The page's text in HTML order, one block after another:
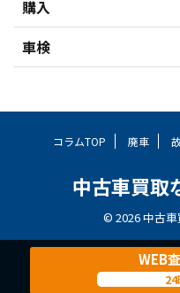
購入
車検
コラムTOP 廃車
中古車買取
© 2026 中古
WEB